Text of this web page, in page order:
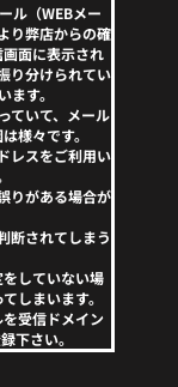
ル（WEBメー
り弊店からの確
面に表示され
り分けられてい
ます。
ていて、メール
様々です。
レスをご利用い
りがある場合が
断されてしまう
していない場
しまいます。
受信ドメイン
下さい。